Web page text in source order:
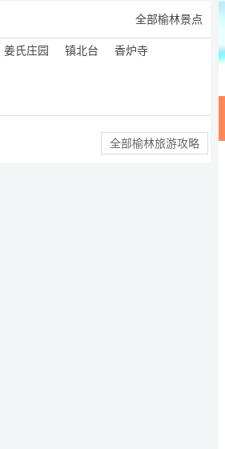
全部榆林景点
姜氏庄园 镇北台 香炉寺
全部榆林旅游攻略